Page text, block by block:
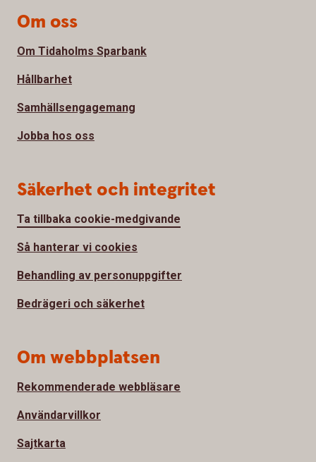
Om oss
Om Tidaholms Sparbank
Hållbarhet
Samhällsengagemang
Jobba hos oss
Säkerhet och integritet
Ta tillbaka cookie-medgivande
Så hanterar vi cookies
Behandling av personuppgifter
Bedrägeri och säkerhet
Om webbplatsen
Rekommenderade webbläsare
Användarvillkor
Sajtkarta